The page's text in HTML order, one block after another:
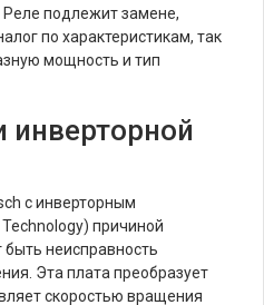
Реле подлежит замене,
по характеристикам, так
мощность и тип
инверторной
с инверторным
причиной
неисправность
Эта плата преобразует
скоростью вращения